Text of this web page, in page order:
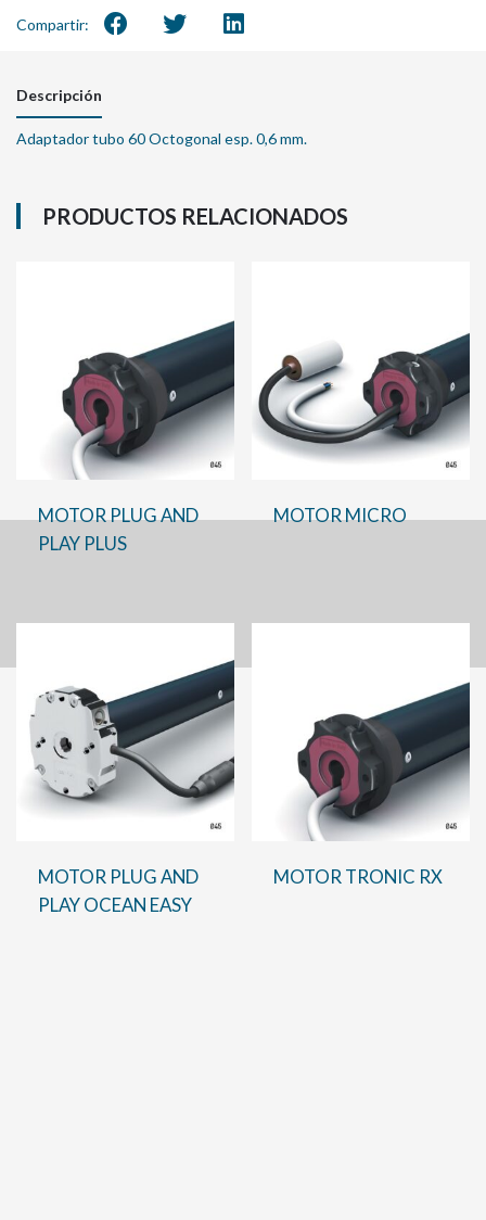
Compartir:
Descripción
Adaptador tubo 60 Octogonal esp. 0,6 mm.
PRODUCTOS RELACIONADOS
MOTOR PLUG AND
PLAY PLUS
MOTOR MICRO
MOTOR PLUG AND
PLAY OCEAN EASY
MOTOR TRONIC RX